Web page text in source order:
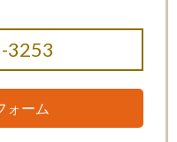
3253
ォーム